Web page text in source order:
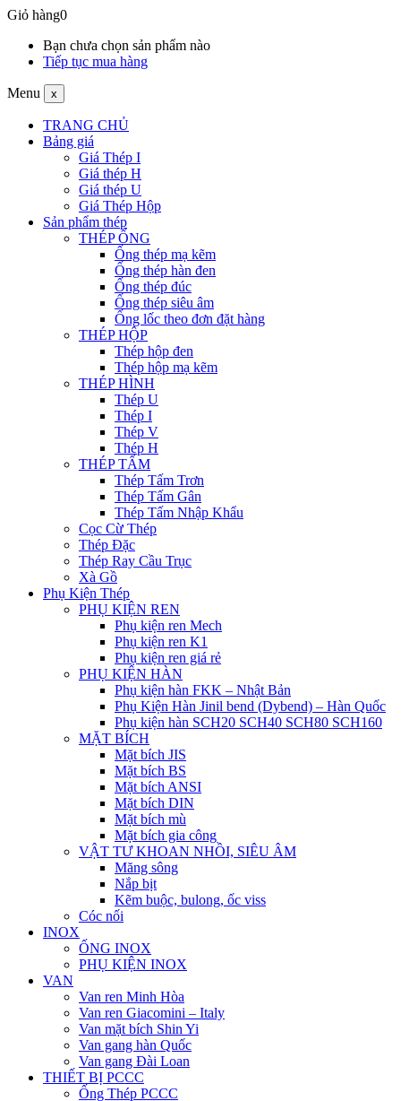
Giỏ hàng0
Bạn chưa chọn sản phẩm nào
Tiếp tục mua hàng
Menu x
TRANG CHỦ
Bảng giá
Giá Thép I
Giá thép H
Giá thép U
Giá Thép Hộp
Sản phẩm thép
THÉP ỐNG
Ống thép mạ kẽm
Ống thép hàn đen
Ống thép đúc
Ống thép siêu âm
Ống lốc theo đơn đặt hàng
THÉP HỘP
Thép hộp đen
Thép hộp mạ kẽm
THÉP HÌNH
Thép U
Thép I
Thép V
Thép H
THÉP TẤM
Thép Tấm Trơn
Thép Tấm Gân
Thép Tấm Nhập Khẩu
Cọc Cừ Thép
Thép Đặc
Thép Ray Cầu Trục
Xà Gồ
Phụ Kiện Thép
PHỤ KIỆN REN
Phụ kiện ren Mech
Phụ kiện ren K1
Phụ kiện ren giá rẻ
PHỤ KIỆN HÀN
Phụ kiện hàn FKK – Nhật Bản
Phụ Kiện Hàn Jinil bend (Dybend) – Hàn Quốc
Phụ kiện hàn SCH20 SCH40 SCH80 SCH160
MẶT BÍCH
Mặt bích JIS
Mặt bích BS
Mặt bích ANSI
Mặt bích DIN
Mặt bích mù
Mặt bích gia công
VẬT TƯ KHOAN NHỒI, SIÊU ÂM
Măng sông
Nắp bịt
Kẽm buộc, bulong, ốc viss
Cóc nối
INOX
ỐNG INOX
PHỤ KIỆN INOX
VAN
Van ren Minh Hòa
Van ren Giacomini – Italy
Van mặt bích Shin Yi
Van gang hàn Quốc
Van gang Đài Loan
THIẾT BỊ PCCC
Ống Thép PCCC